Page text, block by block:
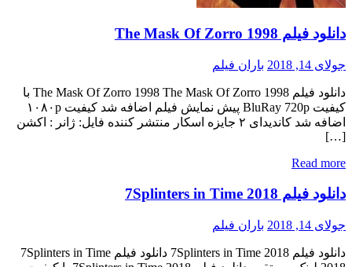
دانلود فیلم The Mask Of Zorro 1998
جولای 14, 2018 باران فیلم
دانلود فیلم The Mask Of Zorro 1998 The Mask Of Zorro 1998 با
کیفیت BluRay 720p پیش نمایش فیلم اضافه شد کیفیت ۱۰۸۰p
اضافه شد کاندیدای ۲ جایزه اسکار منتشر کننده فایل: ژانر : اکشن
[…]
Read more
دانلود فیلم 7Splinters in Time 2018
جولای 14, 2018 باران فیلم
دانلود فیلم 7Splinters in Time 2018 دانلود فیلم 7Splinters in Time